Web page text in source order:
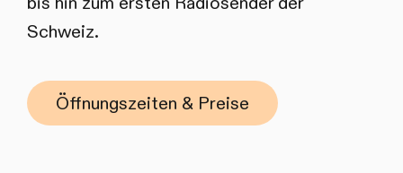
Schweiz.
Öffnungszeiten & Preise